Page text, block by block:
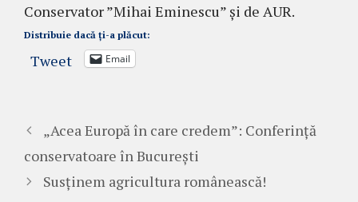
Conservator ”Mihai Eminescu” și de AUR.
Distribuie dacă ți-a plăcut:
Tweet Email
„Acea Europă în care credem”: Conferință
conservatoare în București
Susținem agricultura românească!